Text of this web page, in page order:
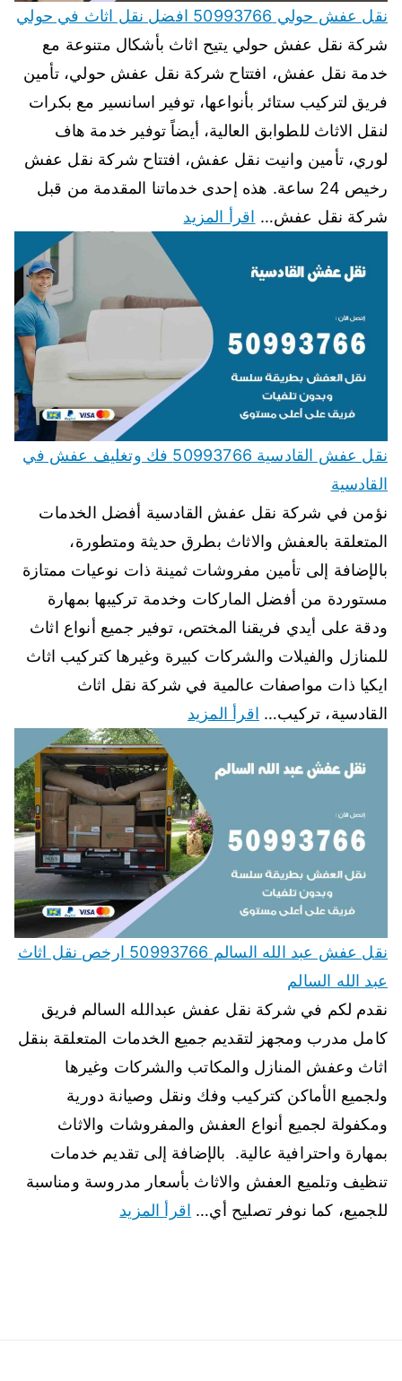
نقل عفش حولي 50993766 افضل نقل اثاث في حولي
شركة نقل عفش حولي يتيح اثاث بأشكال متنوعة مع
خدمة نقل عفش، افتتاح شركة نقل عفش حولي، تأمين
فريق لتركيب ستائر بأنواعها، توفير اسانسير مع بكرات
لنقل الاثاث للطوابق العالية، أيضاً توفير خدمة هاف
لوري، تأمين وانيت نقل عفش، افتتاح شركة نقل عفش
رخيص 24 ساعة. هذه إحدى خدماتنا المقدمة من قبل
شركة نقل عفش… اقرأ المزيد
نقل عفش القادسية 50993766 فك وتغليف عفش في
القادسية
نؤمن في شركة نقل عفش القادسية أفضل الخدمات
المتعلقة بالعفش والاثاث بطرق حديثة ومتطورة،
بالإضافة إلى تأمين مفروشات ثمينة ذات نوعيات ممتازة
مستوردة من أفضل الماركات وخدمة تركيبها بمهارة
ودقة على أيدي فريقنا المختص، توفير جميع أنواع اثاث
للمنازل والفيلات والشركات كبيرة وغيرها كتركيب اثاث
ايكيا ذات مواصفات عالمية في شركة نقل اثاث
القادسية، تركيب… اقرأ المزيد
نقل عفش عبد الله السالم 50993766 ارخص نقل اثاث
عبد الله السالم
نقدم لكم في شركة نقل عفش عبدالله السالم فريق
كامل مدرب ومجهز لتقديم جميع الخدمات المتعلقة بنقل
اثاث وعفش المنازل والمكاتب والشركات وغيرها
ولجميع الأماكن كتركيب وفك ونقل وصيانة دورية
ومكفولة لجميع أنواع العفش والمفروشات والاثاث
بمهارة واحترافية عالية. بالإضافة إلى تقديم خدمات
تنظيف وتلميع العفش والاثاث بأسعار مدروسة ومناسبة
للجميع، كما نوفر تصليح أي… اقرأ المزيد